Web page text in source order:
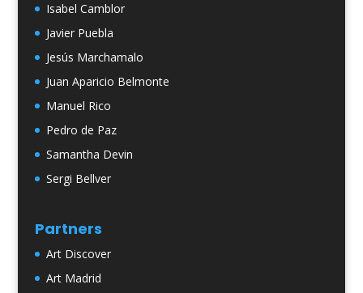
Isabel Camblor
Javier Puebla
Jesús Marchamalo
Juan Aparicio Belmonte
Manuel Rico
Pedro de Paz
Samantha Devin
Sergi Bellver
Partners
Art Discover
Art Madrid